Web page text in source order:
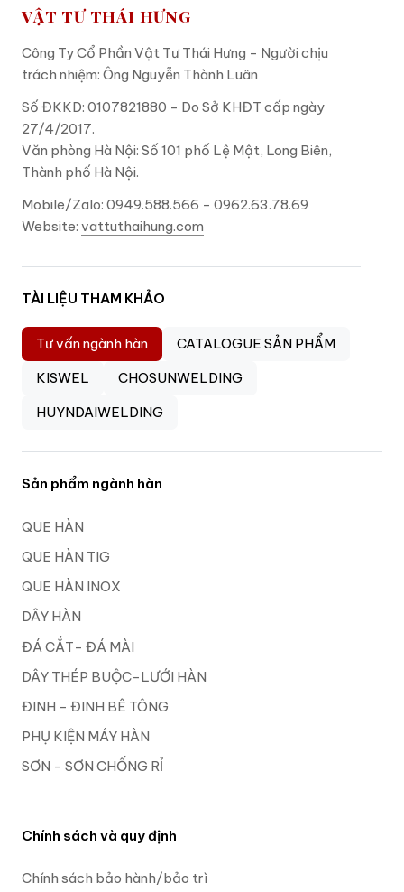
VẬT TƯ THÁI HƯNG
Công Ty Cổ Phần Vật Tư Thái Hưng - Người chịu
trách nhiệm: Ông Nguyễn Thành Luân
Số ĐKKD: 0107821880 - Do Sở KHĐT cấp ngày
27/4/2017.
Văn phòng Hà Nội: Số 101 phố Lệ Mật, Long Biên,
Thành phố Hà Nội.
Mobile/Zalo: 0949.588.566 - 0962.63.78.69
Website: vattuthaihung.com
TÀI LIỆU THAM KHẢO
Tư vấn ngành hàn
CATALOGUE SẢN PHẨM
KISWEL
CHOSUNWELDING
HUYNDAIWELDING
Sản phẩm ngành hàn
QUE HÀN
QUE HÀN TIG
QUE HÀN INOX
DÂY HÀN
ĐÁ CẮT- ĐÁ MÀI
DÂY THÉP BUỘC-LƯỚI HÀN
ĐINH - ĐINH BÊ TÔNG
PHỤ KIỆN MÁY HÀN
SƠN - SƠN CHỐNG RỈ
Chính sách và quy định
Chính sách bảo hành/bảo trì